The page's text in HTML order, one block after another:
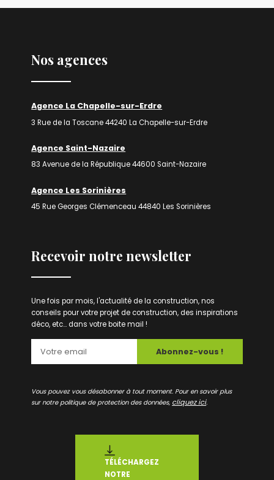
Nos agences
Agence La Chapelle-sur-Erdre
3 Rue de la Toscane 44240 La Chapelle-sur-Erdre
Agence Saint-Nazaire
83 Avenue de la République 44600 Saint-Nazaire
Agence Les Sorinières
45 Rue Georges Clémenceau 44840 Les Sorinières
Recevoir notre newsletter
Une fois par mois, l'actualité de la construction, nos
conseils pour votre projet de construction, des inspirations
déco, etc... dans votre boite mail !
Abonnez-vous !
Vous pouvez vous désabonner à tout moment. Pour en savoir plus
sur notre politique de protection des données, cliquez ici.
TÉLÉCHARGEZ
NOTRE